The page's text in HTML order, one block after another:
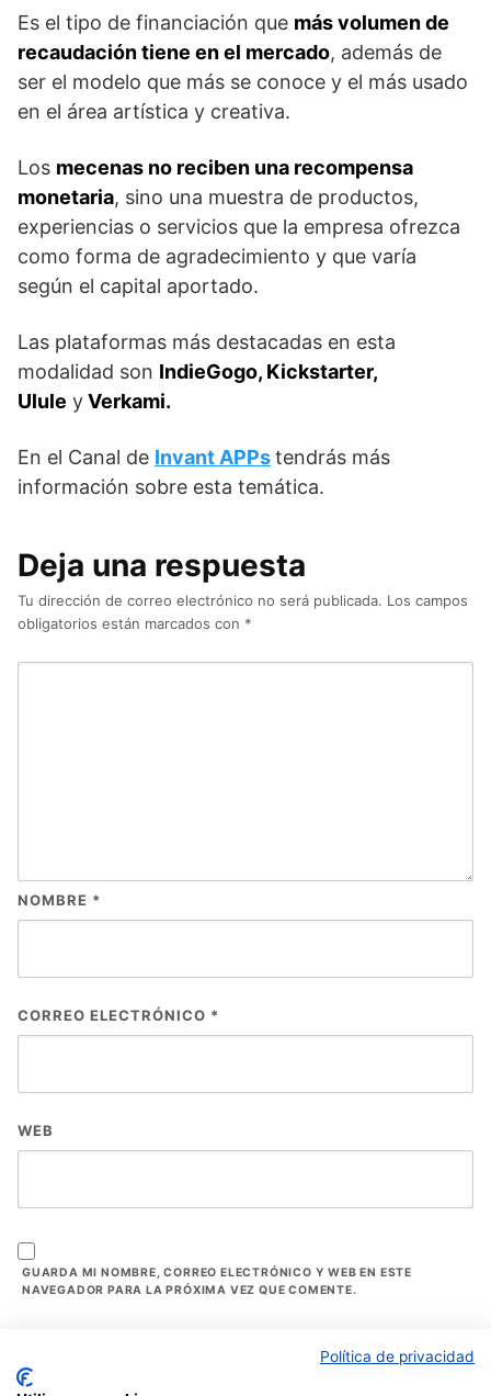
Es el tipo de financiación que más volumen de
recaudación tiene en el mercado, además de
ser el modelo que más se conoce y el más usado
en el área artística y creativa.
Los mecenas no reciben una recompensa
monetaria, sino una muestra de productos,
experiencias o servicios que la empresa ofrezca
como forma de agradecimiento y que varía
según el capital aportado.
Las plataformas más destacadas en esta
modalidad son IndieGogo, Kickstarter,
Ulule yVerkami.
En el Canal de Invant APPstendrás más
información sobre esta temática.
Deja una respuesta
Tu dirección de correo electrónico no será publicada. Los campos
obligatorios están marcados con *
NOMBRE *
CORREO ELECTRÓNICO *
WEB
GUARDA MI NOMBRE, CORREO ELECTRÓNICO Y WEB EN ESTE
NAVEGADOR PARA LA PRÓXIMA VEZ QUE COMENTE.
Política de privacidad